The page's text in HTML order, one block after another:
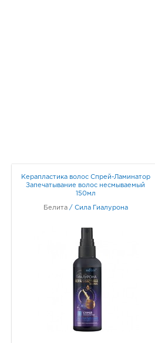
Керапластика волос Спрей-Ламинатор
Запечатывание волос несмываемый
150мл
Белита /Сила Гиалурона